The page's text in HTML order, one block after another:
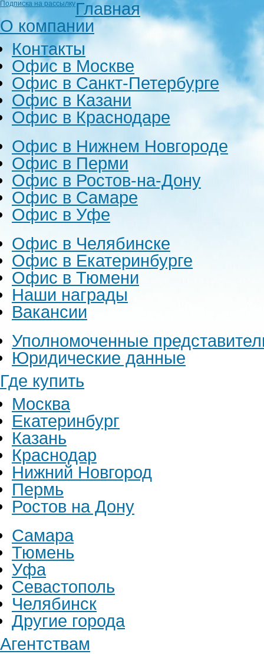
Подписка на рассылкуГлавная
О компании
Контакты
Офис в Москве
Офис в Санкт-Петербурге
Офис в Казани
Офис в Краснодаре
Офис в Нижнем Новгороде
Офис в Перми
Офис в Ростов-на-Дону
Офис в Самаре
Офис в Уфе
Офис в Челябинске
Офис в Екатеринбурге
Офис в Тюмени
Наши награды
Вакансии
Уполномоченные
Юридические данные
Где купить
Москва
Екатеринбург
Казань
Краснодар
Нижний Новгород
Пермь
Ростов на Дону
Самара
Тюмень
Уфа
Севастополь
Челябинск
Другие города
Агентствам